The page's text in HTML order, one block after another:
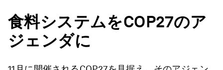
食料システムをCOP27のア
ジェンダに